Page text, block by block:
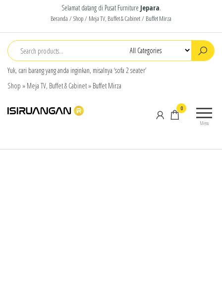
Selamat datang di Pusat Furniture Jepara.
Beranda / Shop/ Meja TV, Buffet & Cabinet/ Buffet Mirza
Yuk, cari barang yang anda inginkan, misalnya ‘sofa 2 seater’
Shop » Meja TV, Buffet & Cabinet» Buffet Mirza
products
Menu
0